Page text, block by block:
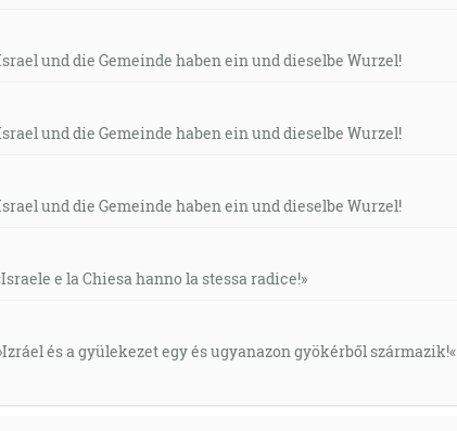
Israel und die Gemeinde haben ein und dieselbe Wurzel!
Israel und die Gemeinde haben ein und dieselbe Wurzel!
Israel und die Gemeinde haben ein und dieselbe Wurzel!
e la Chiesa hanno la stessa radice!»
és a gyülekezet egy és ugyanazon gyökérből származik!«